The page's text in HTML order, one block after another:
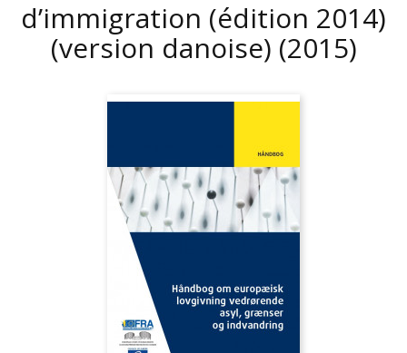
d’immigration (édition 2014)
(version danoise) (2015)